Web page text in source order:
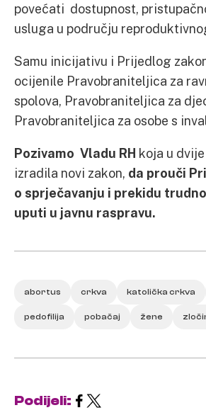
povećati dostupnost,
usluga u području
Samu inicijativu i Prijedlog
ocijenile Pravobraniteljica za
spolova, Pravobraniteljica za
Pravobraniteljica za osobe s
Pozivamo Vladu RH koja u
izradila novi zakon, da prouči
o sprječavanju i prekidu
uputi u javnu raspravu.
abortus crkva katolička crkva
pedofilija pobačaj žene
Podijeli: